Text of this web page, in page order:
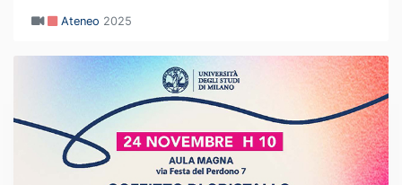
Ateneo 2025